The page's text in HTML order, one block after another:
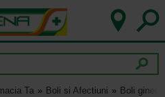
Ta Boli si Afectiuni Boli